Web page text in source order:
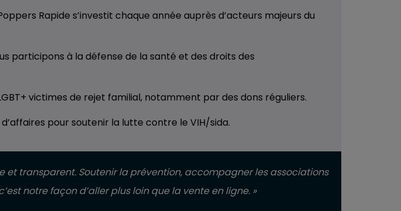
Rapide s’investit chaque année auprès d’acteurs majeurs du
participons à la défense de la santé et des droits des
victimes de rejet familial, notamment par des dons réguliers.
pour soutenir la lutte contre le VIH/sida.
et transparent. Soutenir la prévention, accompagner les associations
notre façon d’aller plus loin que la vente en ligne. »